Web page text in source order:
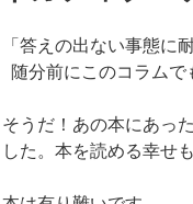
「答えの出ない事態に
随分前にこのコラムで
そうだ！あの本にあっ
した。本を読める幸せ